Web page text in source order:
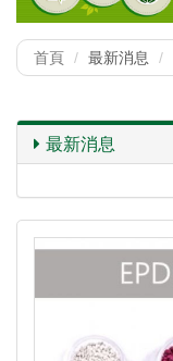
首頁 最新消息
最新消息